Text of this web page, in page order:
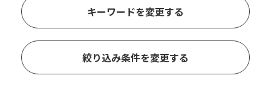
キーワードを変更する
絞り込み条件を変更する